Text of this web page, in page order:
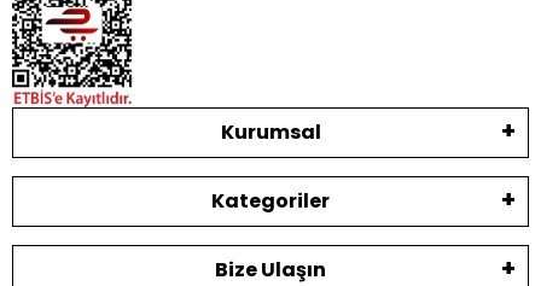
Kurumsal
Kategoriler
Bize Ulaşın